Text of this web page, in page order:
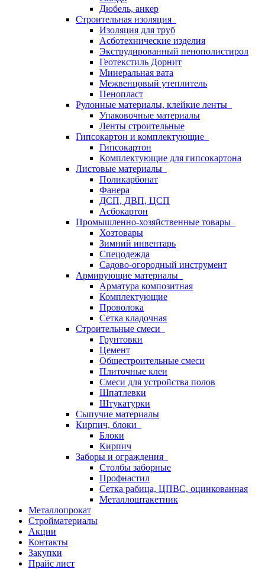
Дюбель, анкер
Строительная изоляция
Изоляция для труб
Асботехнические изделия
Экструдированный пенополистирол
Геотекстиль Дорнит
Минеральная вата
Межвенцовый утеплитель
Пенопласт
Рулонные материалы, клейкие ленты
Упаковочные материалы
Ленты строительные
Гипсокартон и комплектующие
Гипсокартон
Комплектующие для гипсокартона
Листовые материалы
Поликарбонат
Фанера
ДСП, ДВП, ЦСП
Асбокартон
Промышленно-хозяйственные товары
Хозтовары
Зимний инвентарь
Спецодежда
Садово-огородный инструмент
Армирующие материалы
Арматура композитная
Комплектующие
Проволока
Сетка кладочная
Строительные смеси
Грунтовки
Цемент
Общестроительные смеси
Плиточные клеи
Смеси для устройства полов
Шпатлевки
Штукатурки
Сыпучие материалы
Кирпич, блоки
Блоки
Кирпич
Заборы и ограждения
Столбы заборные
Профнастил
Сетка рабица, ЦПВС, оцинкованная
Металлоштакетник
Металлопрокат
Стройматериалы
Акции
Контакты
Закупки
Прайс лист